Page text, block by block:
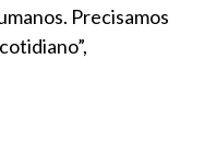
Precisamos